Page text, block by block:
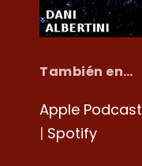
También en…
Apple Podcast
| Spotify